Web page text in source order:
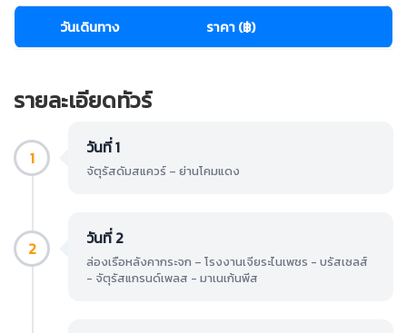
วันเดินทาง ราคา (฿)
รายละเอียดทัวร์
1 วันที่ 1
จัตุรัสดัมสแควร์ – ย่านโคมแดง
2 วันที่ 2
ล่องเรือหลังคากระจก – โรงงานเจียระไนเพชร - บรัสเซลส์
- จัตุรัสแกรนด์เพลส - มาเนเก้นพีส